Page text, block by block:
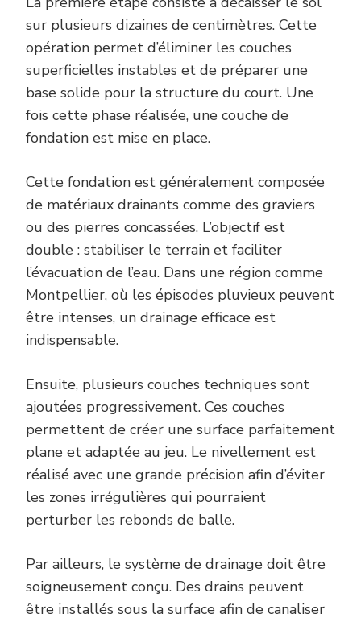
sur plusieurs dizaines de centimètres. Cette
opération permet d’éliminer les couches
superficielles instables et de préparer une
base solide pour la structure du court. Une
fois cette phase réalisée, une couche de
fondation est mise en place.
Cette fondation est généralement composée
de matériaux drainants comme des graviers
ou des pierres concassées. L’objectif est
double : stabiliser le terrain et faciliter
l’évacuation de l’eau. Dans une région comme
Montpellier, où les épisodes pluvieux peuvent
être intenses, un drainage efficace est
indispensable.
Ensuite, plusieurs couches techniques sont
ajoutées progressivement. Ces couches
permettent de créer une surface parfaitement
plane et adaptée au jeu. Le nivellement est
réalisé avec une grande précision afin d’éviter
les zones irrégulières qui pourraient
perturber les rebonds de balle.
Par ailleurs, le système de drainage doit être
soigneusement conçu. Des drains peuvent
être installés sous la surface afin de canaliser